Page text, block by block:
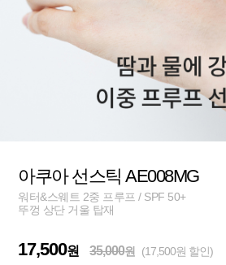
아쿠아 선스틱 AE008MG
워터&스웨트 2중 프루프 / SPF 50+
뚜껑 상단 거울 탑재
17,500원 35,000원 (17,500원 할인)